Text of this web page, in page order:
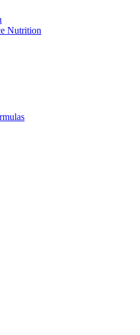
Nutrition